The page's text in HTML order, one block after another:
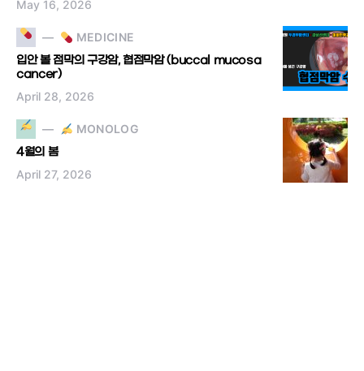
May 16, 2026
MEDICINE
입안 볼 점막의 구강암, 협점막암 (buccal mucosa
cancer)
April 28, 2026
MONOLOG
4월의 봄
April 27, 2026